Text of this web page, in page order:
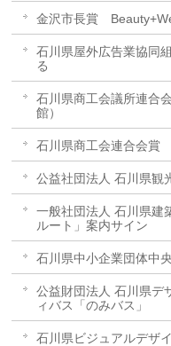
金沢市長賞
石川県屋外広告業協
る
石川県商工会議所連合
館）
石川県商工会連合会賞
公益社団法人 石川県
一般社団法人 石川県
ルート」案内サイン
石川県中小企業団体中
公益財団法人 石川県
ィバス「のみバス」
石川県ビジュアルデザ